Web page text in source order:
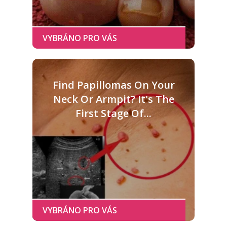
Find Papillomas On Your
Neck Or Armpit? It's The
First Stage Of...